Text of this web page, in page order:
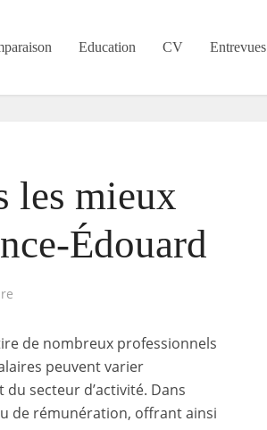
Education CV Entrevues
les mieux
Édouard
de nombreux professionnels
peuvent varier
secteur d’activité. Dans
de rémunération, offrant ainsi